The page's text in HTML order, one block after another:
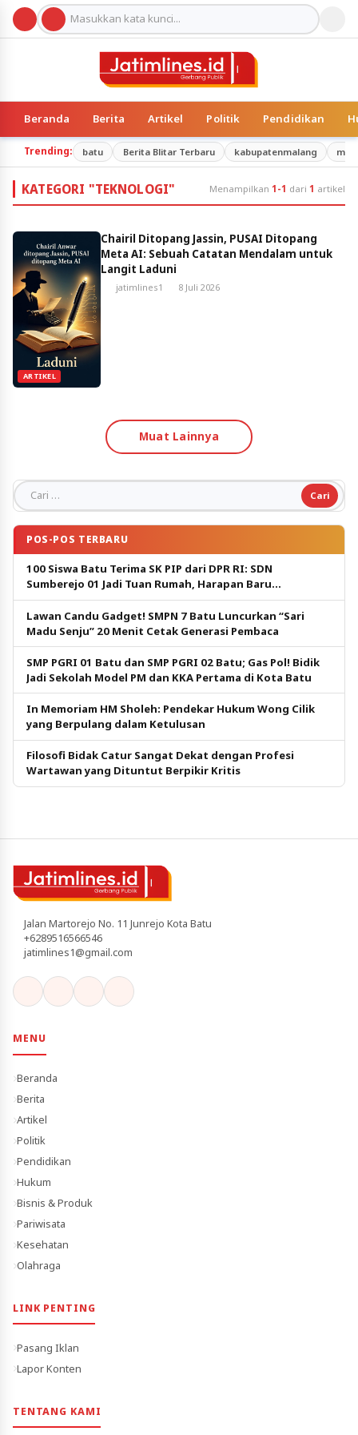
Beranda Berita Artikel Politik Pendidikan
Trending: batu Berita Blitar Terbaru kabupatenmalang
KATEGORI "TEKNOLOGI" Menampilkan 1-1 dari 1 artikel
ARTIKEL
Chairil Ditopang Jassin, PUSAI Ditopang
Meta AI: Sebuah Catatan Mendalam untuk
Langit Laduni
jatimlines1 8 Juli 2026
Muat Lainnya
Cari untuk:
POS-POS TERBARU
100 Siswa Batu Terima SK PIP dari DPR RI: SDN
Sumberejo 01 Jadi Tuan Rumah, Harapan Baru
Pendidikan Gratis
Lawan Candu Gadget! SMPN 7 Batu Luncurkan “Sari
Madu Senju” 20 Menit Cetak Generasi Pembaca
SMP PGRI 01 Batu dan SMP PGRI 02 Batu; Gas Pol! Bidik
Jadi Sekolah Model PM dan KKA Pertama di Kota Batu
In Memoriam HM Sholeh: Pendekar Hukum Wong Cilik
yang Berpulang dalam Ketulusan
Filosofi Bidak Catur Sangat Dekat dengan Profesi
Wartawan yang Dituntut Berpikir Kritis
Jalan Martorejo No. 11 Junrejo Kota Batu
+6289516566546
jatimlines1@gmail.com
MENU
Beranda
Berita
Artikel
Politik
Pendidikan
Hukum
Bisnis & Produk
Pariwisata
Kesehatan
Olahraga
LINK PENTING
Pasang Iklan
Lapor Konten
TENTANG KAMI